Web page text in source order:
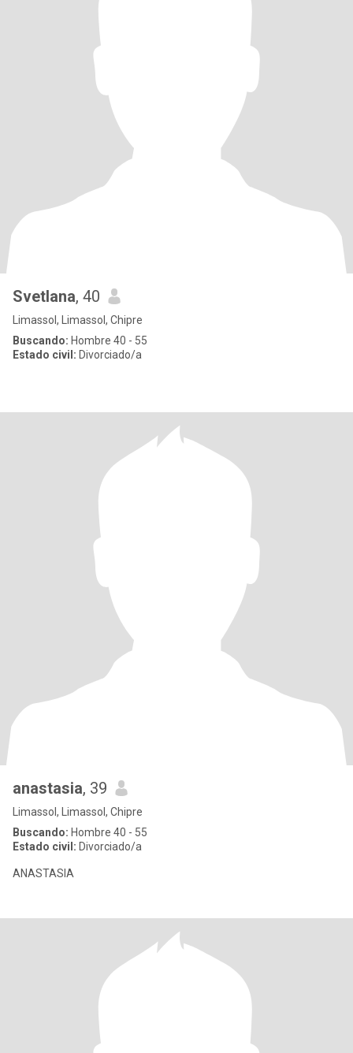
Svetlana, 40
Limassol, Limassol, Chipre
Buscando: Hombre 40 - 55
Estado civil: Divorciado/a
anastasia, 39
Limassol, Limassol, Chipre
Buscando: Hombre 40 - 55
Estado civil: Divorciado/a
ANASTASIA